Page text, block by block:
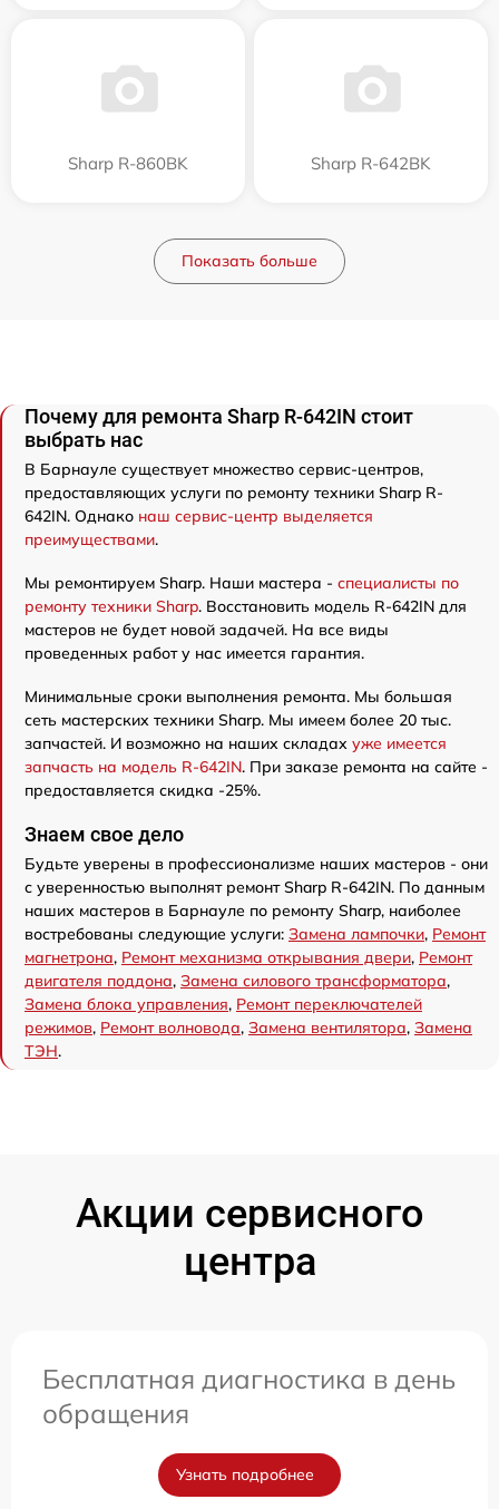
Sharp R-860BK Sharp R-642BK
Показать больше
Почему для ремонта Sharp R-642IN стоит
выбрать нас
В Барнауле существует множество сервис-центров,
предоставляющих услуги по ремонту техники Sharp R-
642IN. Однако наш сервис-центр выделяется
преимуществами.
Мы ремонтируем Sharp. Наши мастера - специалисты по
ремонту техники Sharp. Восстановить модель R-642IN для
мастеров не будет новой задачей. На все виды
проведенных работ у нас имеется гарантия.
Минимальные сроки выполнения ремонта. Мы большая
сеть мастерских техники Sharp. Мы имеем более 20 тыс.
запчастей. И возможно на наших складах уже имеется
запчасть на модель R-642IN. При заказе ремонта на сайте -
предоставляется скидка -25%.
Знаем свое дело
Будьте уверены в профессионализме наших мастеров - они
с уверенностью выполнят ремонт Sharp R-642IN. По данным
наших мастеров в Барнауле по ремонту Sharp, наиболее
востребованы следующие услуги: Замена лампочки, Ремонт
магнетрона, Ремонт механизма открывания двери, Ремонт
двигателя поддона, Замена силового трансформатора,
Замена блока управления, Ремонт переключателей
режимов, Ремонт волновода, Замена вентилятора, Замена
ТЭН.
Акции сервисного
центра
Бесплатная диагностика в день
обращения
Узнать подробнее